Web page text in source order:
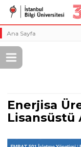
Ana Sayfa
Enerjisa
Lisansüstü